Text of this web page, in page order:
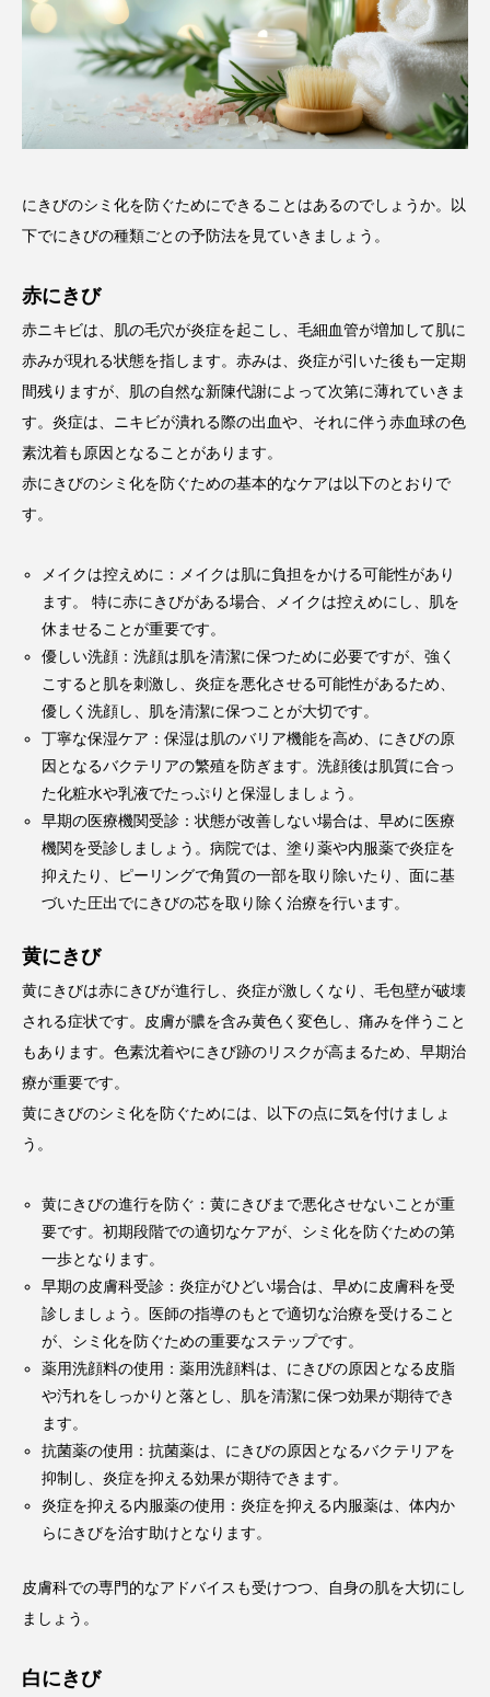
にきびのシミ化を防ぐためにできることはあるのでしょうか。以
下でにきびの種類ごとの予防法を見ていきましょう。
赤にきび
赤ニキビは、肌の毛穴が炎症を起こし、毛細血管が増加して肌に
赤みが現れる状態を指します。赤みは、炎症が引いた後も一定期
間残りますが、肌の自然な新陳代謝によって次第に薄れていきま
す。炎症は、ニキビが潰れる際の出血や、それに伴う赤血球の色
素沈着も原因となることがあります。
赤にきびのシミ化を防ぐための基本的なケアは以下のとおりで
す。
メイクは控えめに：メイクは肌に負担をかける可能性があり
ます。 特に赤にきびがある場合、メイクは控えめにし、肌を
休ませることが重要です。
優しい洗顔：洗顔は肌を清潔に保つために必要ですが、強く
こすると肌を刺激し、炎症を悪化させる可能性があるため、
優しく洗顔し、肌を清潔に保つことが大切です。
丁寧な保湿ケア：保湿は肌のバリア機能を高め、にきびの原
因となるバクテリアの繁殖を防ぎます。洗顔後は肌質に合っ
た化粧水や乳液でたっぷりと保湿しましょう。
早期の医療機関受診：状態が改善しない場合は、早めに医療
機関を受診しましょう。病院では、塗り薬や内服薬で炎症を
抑えたり、ピーリングで角質の一部を取り除いたり、面に基
づいた圧出でにきびの芯を取り除く治療を行います。
黄にきび
黄にきびは赤にきびが進行し、炎症が激しくなり、毛包壁が破壊
される症状です。皮膚が膿を含み黄色く変色し、痛みを伴うこと
もあります。色素沈着やにきび跡のリスクが高まるため、早期治
療が重要です。
黄にきびのシミ化を防ぐためには、以下の点に気を付けましょ
う。
黄にきびの進行を防ぐ：黄にきびまで悪化させないことが重
要です。初期段階での適切なケアが、シミ化を防ぐための第
一歩となります。
早期の皮膚科受診：炎症がひどい場合は、早めに皮膚科を受
診しましょう。医師の指導のもとで適切な治療を受けること
が、シミ化を防ぐための重要なステップです。
薬用洗顔料の使用：薬用洗顔料は、にきびの原因となる皮脂
や汚れをしっかりと落とし、肌を清潔に保つ効果が期待でき
ます。
抗菌薬の使用：抗菌薬は、にきびの原因となるバクテリアを
抑制し、炎症を抑える効果が期待できます。
炎症を抑える内服薬の使用：炎症を抑える内服薬は、体内か
らにきびを治す助けとなります。
皮膚科での専門的なアドバイスも受けつつ、自身の肌を大切にし
ましょう。
白にきび